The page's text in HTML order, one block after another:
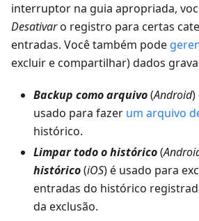
interruptor na guia apropriada,
Desativaro registro para certas
entradas. Você também pode
excluir e compartilhar) dados
Backup como arquivo(Android)
usado para fazer um arquivo
histórico.
Limpar todo o histórico(
histórico(iOS) é usado para
entradas do histórico
da exclusão.